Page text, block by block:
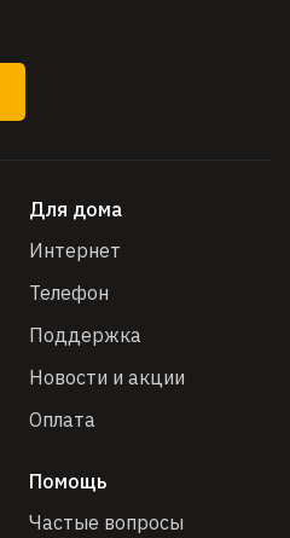
Для дома
Интернет
Телефон
Поддержка
Новости и акции
Оплата
Помощь
Частые вопросы